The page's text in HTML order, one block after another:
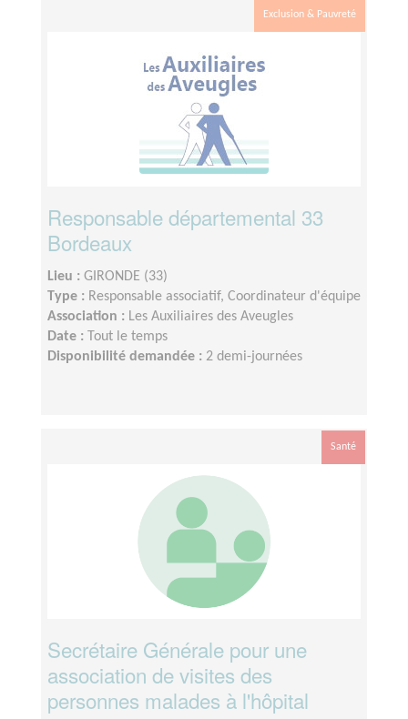
Exclusion & Pauvreté
Responsable départemental 33
Bordeaux
Lieu : GIRONDE (33)
Type : Responsable associatif, Coordinateur d'équipe
Association : Les Auxiliaires des Aveugles
Date :
Tout le temps
Disponibilité demandée : 2 demi-journées
Santé
Secrétaire Générale pour une
association de visites des
personnes malades à l'hôpital